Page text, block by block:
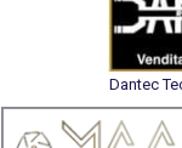
Dantec